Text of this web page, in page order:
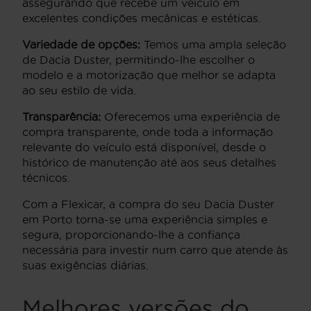
excelentes condições mecânicas e estéticas.
Variedade de opções: Temos uma ampla seleção
de Dacia Duster, permitindo-lhe escolher o
modelo e a motorização que melhor se adapta
ao seu estilo de vida.
Transparência: Oferecemos uma experiência de
compra transparente, onde toda a informação
relevante do veículo está disponível, desde o
histórico de manutenção até aos seus detalhes
técnicos.
Com a Flexicar, a compra do seu Dacia Duster
em Porto torna-se uma experiência simples e
segura, proporcionando-lhe a confiança
necessária para investir num carro que atende às
suas exigências diárias.